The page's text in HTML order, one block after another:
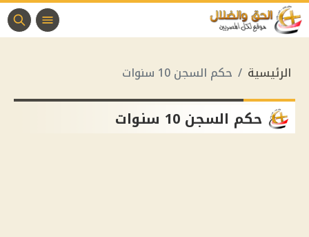
الرئيسية حكم السجن 10 سنوات
حكم السجن 10 سنوات